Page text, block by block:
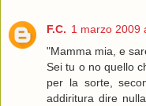
F.C. 1 marzo 2009
"Mamma mia, e
Sei tu o no quello
per la sorte,
addiritura dire